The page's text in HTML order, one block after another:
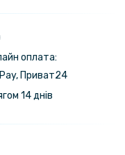
2шт
оплата:
Приват24
14 днів